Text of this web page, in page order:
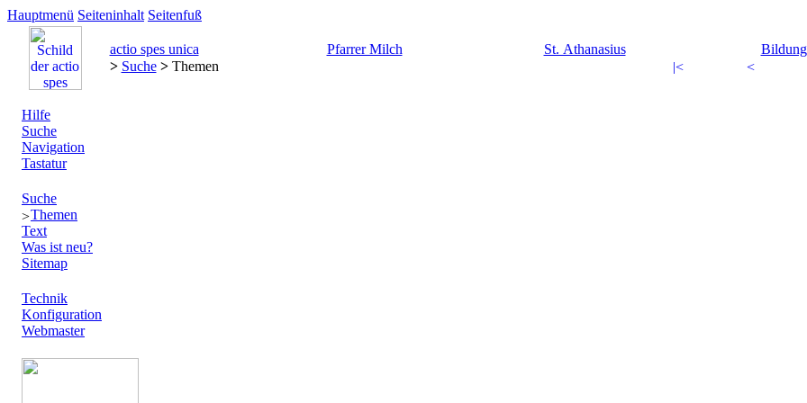
Hauptmenü Seiteninhalt Seitenfuß
actio spes unica Pfarrer Milch St. Athanasius
> Suche >Themen
Hilfe
Suche
Navigation
Tastatur
Suche
Themen
Text
Was ist neu?
Sitemap
Technik
Konfiguration
Webmaster